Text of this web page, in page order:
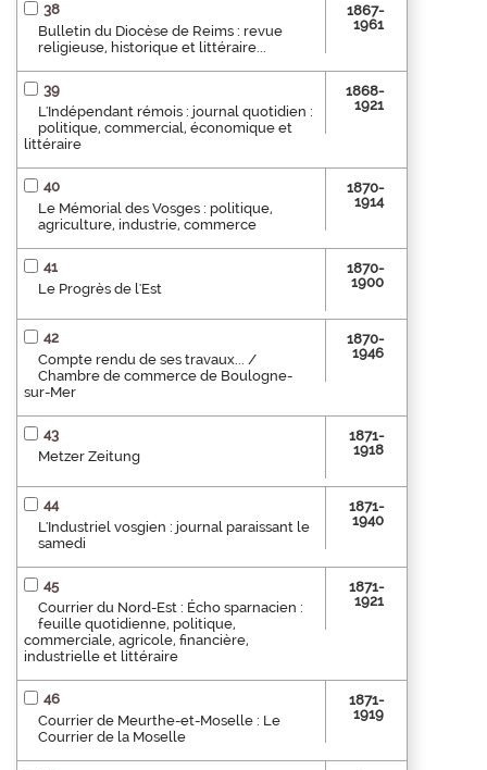
38
Bulletin du Diocèse de Reims : revue
religieuse, historique et littéraire...
1867-
1961
39
L'Indépendant rémois : journal quotidien :
politique, commercial, économique et
littéraire
1868-
1921
40
Le Mémorial des Vosges : politique,
agriculture, industrie, commerce
1870-
1914
41
Le Progrès de l'Est
1870-
1900
42
Compte rendu de ses travaux... /
Chambre de commerce de Boulogne-
sur-Mer
1870-
1946
43
Metzer Zeitung
1871-
1918
44
L'Industriel vosgien : journal paraissant le
samedi
1871-
1940
45
Courrier du Nord-Est : Écho sparnacien :
feuille quotidienne, politique,
commerciale, agricole, financière,
industrielle et littéraire
1871-
1921
46
Courrier de Meurthe-et-Moselle : Le
Courrier de la Moselle
1871-
1919